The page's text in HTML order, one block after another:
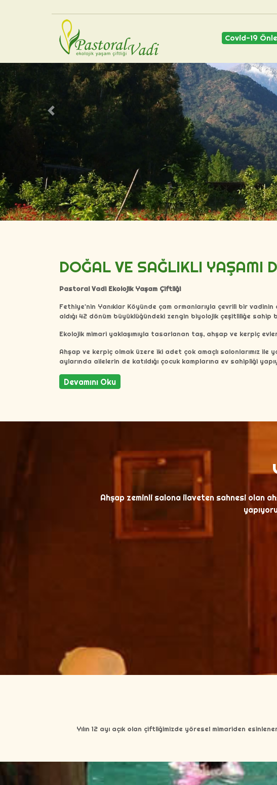
Covid-19
Previous
DOĞAL VE SAĞLIKLI YAŞAMI
Pastoral Vadi Ekolojik Yaşam Çiftliği
Fethiye'nin Yanıklar Köyünde çam ormanlarıyla çevrili bir
aldığı 42 dönüm büyüklüğündeki zengin biyolojik çeşitliliğe
Ekolojik mimari yaklaşımıyla tasarlanan taş, ahşap ve kerpiç
Ahşap ve kerpiç olmak üzere iki adet çok amaçlı salonlarımız
aylarında ailelerin de katıldığı çocuk kamplarına ev sahipliği
Devamını Oku
Ahşap zeminli salona ilaveten sahnesi olan
Yılın 12 ayı açık olan çiftliğimizde yöresel mimariden